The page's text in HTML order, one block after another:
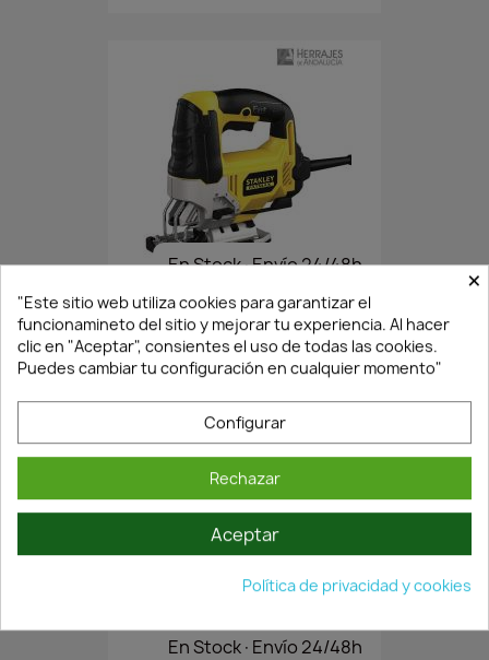
En Stock·Envío 24/48h
SIERRA DE CALAR 700W+...
141,93 €99,35 €
En Stock·Envío 24/48h
×
"Este sitio web utiliza cookies para garantizar el
funcionamineto del sitio y mejorar tu experiencia. Al hacer
clic en "Aceptar", consientes el uso de todas las cookies.
Puedes cambiar tu configuración en cualquier momento"
Configurar
Rechazar
Aceptar
Política de privacidad y cookies